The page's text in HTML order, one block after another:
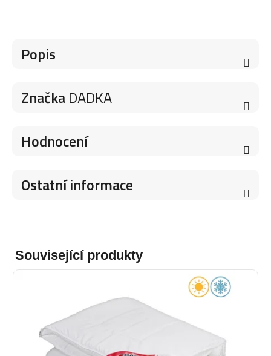
Popis
ZnačkaDADKA
Hodnocení
Ostatní informace
Související produkty